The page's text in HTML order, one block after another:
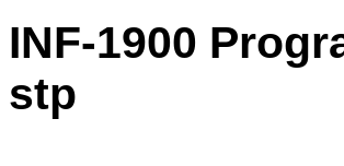
INF-1900
stp